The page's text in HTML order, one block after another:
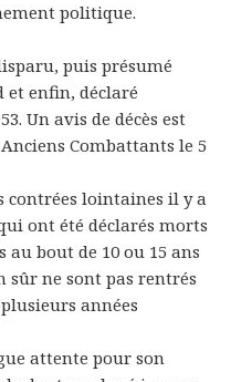
politique.
puis présumé
enfin, déclaré
Un avis de décès est
Combattants le 5
contrées lointaines il y a
ont été déclarés morts
bout de 10 ou 15 ans
sûr ne sont pas rentrés
années
attente pour son